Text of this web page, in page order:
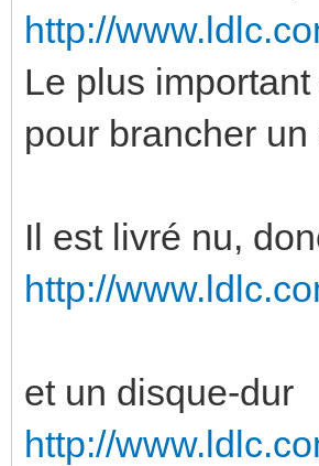
http://
Le plus important
pour brancher
Il est livré nu,
http://
et un disque-dur
http://